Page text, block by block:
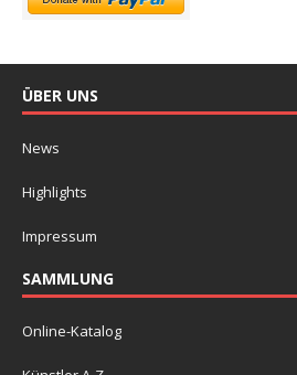
ÜBER UNS
News
Highlights
Impressum
SAMMLUNG
Online-Katalog